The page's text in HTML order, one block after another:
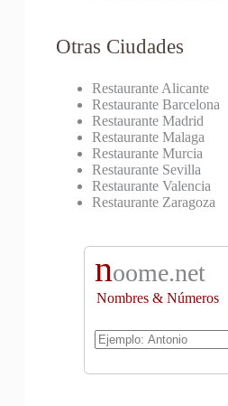
Otras Ciudades
Restaurante Alicante
Restaurante Barcelona
Restaurante Madrid
Restaurante Malaga
Restaurante Murcia
Restaurante Sevilla
Restaurante Valencia
Restaurante Zaragoza
noome.net
Nombres & Números